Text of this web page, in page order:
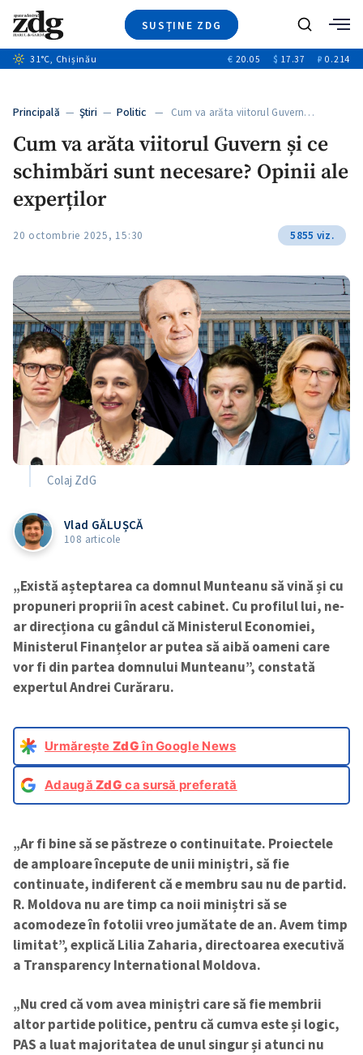
SUSȚINE ZDG
Ştiri
+12
Video
Special
Blog
Caută
31°C, Chișinău € 20.05 $ 17.37 ₽ 0.214
Principală — Ştiri — Politic — Cum va arăta viitorul Guvern…
Cum va arăta viitorul Guvern și ce
schimbări sunt necesare? Opinii ale
experților
20 octombrie 2025, 15:30 5855 viz.
Colaj ZdG
Vlad GĂLUȘCĂ
108 articole
„Există așteptarea ca domnul Munteanu să vină și cu
propuneri proprii în acest cabinet. Cu profilul lui, ne-
ar direcționa cu gândul că Ministerul Economiei,
Ministerul Finanțelor ar putea să aibă oameni care
vor fi din partea domnului Munteanu”, constată
expertul Andrei Curăraru.
Urmărește ZdGîn Google News
AdaugăZdG ca sursă preferată
„Ar fi bine să se păstreze o continuitate. Proiectele
de amploare începute de unii miniștri, să fie
continuate, indiferent că e membru sau nu de partid.
R. Moldova nu are timp ca noii miniștri să se
acomodeze în fotolii vreo jumătate de an. Avem timp
limitat”, explică Lilia Zaharia, directoarea executivă
a Transparency International Moldova.
„Nu cred că vom avea miniștri care să fie membrii
altor partide politice, pentru că cumva este și logic,
PAS a luat majoritatea de unul singur și atunci nu